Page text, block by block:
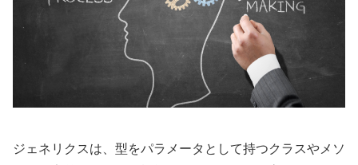
ジェネリクスは、型をパラメータとして持つクラスやメソ